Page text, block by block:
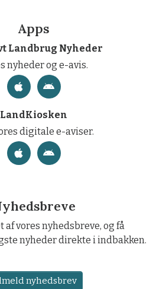
Apps
Landbrug Nyheder
nyheder og e-avis.
LandKiosken
digitale e-aviser.
af vores nyhedsbreve, og få
nyheder direkte i indbakken.
nyhedsbrev